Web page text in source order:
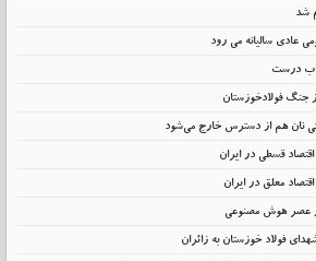
شد
عادی سالیانه می رود
درست
جنگ فولادخوزستان
نان هم از دسترس خارج می‌شود
قسطی در ایران
معلق در ایران
عصر هوش مصنوعی
فولاد خوزستان به زائران